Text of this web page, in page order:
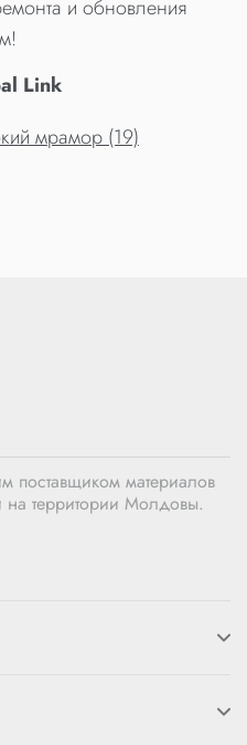
и обновления
Link
мрамор (19)
поставщиком материалов
на территории Молдовы.